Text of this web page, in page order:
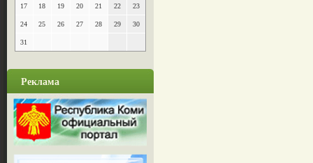
17 18 19 20 21 22 23
24 25 26 27 28 29 30
31
Реклама